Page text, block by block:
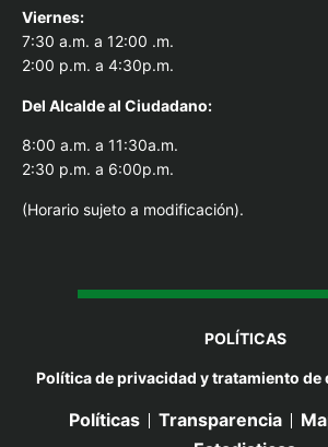
Viernes:
7:30 a.m. a 12:00 .m.
2:00 p.m. a 4:30p.m.
Del Alcalde al Ciudadano:
8:00 a.m. a 11:30a.m.
2:30 p.m. a 6:00p.m.
(Horario sujeto a modificación).
POLÍTICAS
Política de privacidad y tratamiento de
Políticas Transparencia